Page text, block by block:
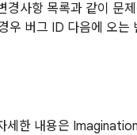
사항 목록과 같이 문
우 버그 ID 다음에 오는
한 내용은